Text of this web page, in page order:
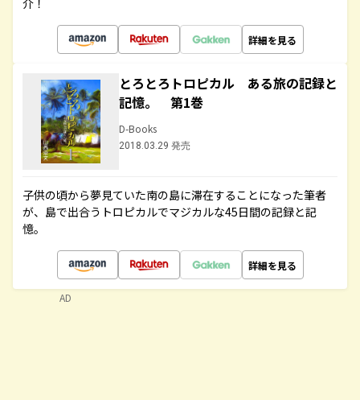
介！
詳細を見る
とろとろトロピカル ある旅の記録と
記憶。 第1巻
D-Books
2018.03.29 発売
子供の頃から夢見ていた南の島に滞在することになった筆者
が、島で出合うトロピカルでマジカルな45日間の記録と記
憶。
詳細を見る
AD